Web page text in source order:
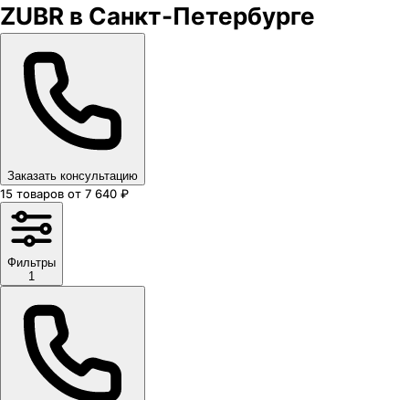
ZUBR в Санкт-Петербурге
Заказать консультацию
15 товаров от 7 640 ₽
Фильтры
1